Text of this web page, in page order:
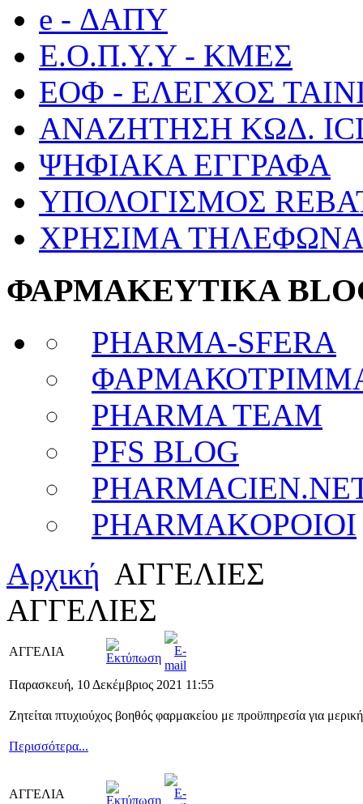
e - ΔΑΠΥ
Ε.Ο.Π.Υ.Υ - ΚΜΕΣ
ΕΟΦ - ΕΛΕΓΧΟΣ
ΑΝΑΖΗΤΗΣΗ ΚΩΔ.
ΨΗΦΙΑΚΑ ΕΓΓΡΑΦΑ
ΥΠΟΛΟΓΙΣΜΟΣ
ΧΡΗΣΙΜΑ
ΦΑΡΜΑΚΕΥΤΙΚΑ
PHARMA-SFERA
PHARMA TEAM
PFS BLOG
PHARMAKOPOIOI
Αρχική ΑΓΓΕΛΙΕΣ
ΑΓΓΕΛΙΕΣ
ΑΓΓΕΛΙΑ
Παρασκευή, 10 Δεκέμβριος 2021 11:55
Ζητείται πτυχιούχος βοηθός φαρμακείου με προϋπηρεσία για
Περισσότερα...
ΑΓΓΕΛΙΑ